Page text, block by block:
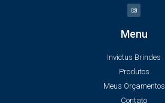
Menu
Invictus Brindes
Produtos
Meus Orçamentos
Contato